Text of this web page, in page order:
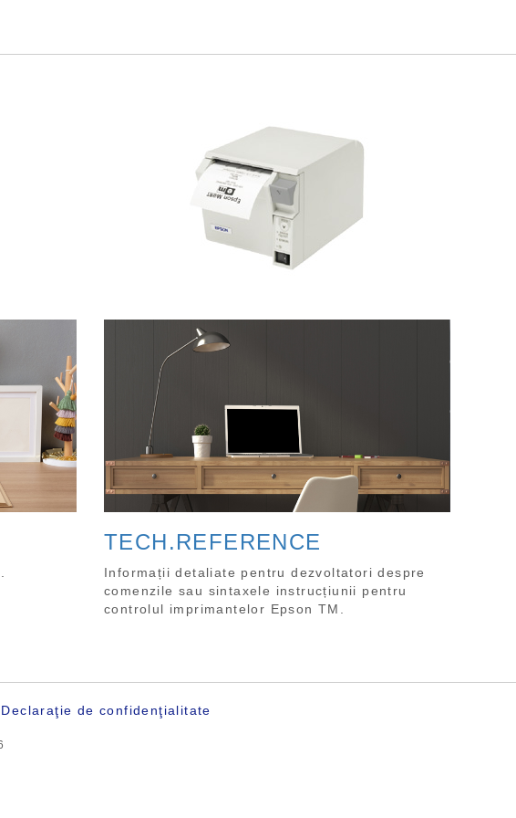
TECH.REFERENCE
Informații detaliate pentru dezvoltatori despre
comenzile sau sintaxele instrucțiunii pentru
controlul imprimantelor Epson TM.
Declaraţie de confidenţialitate